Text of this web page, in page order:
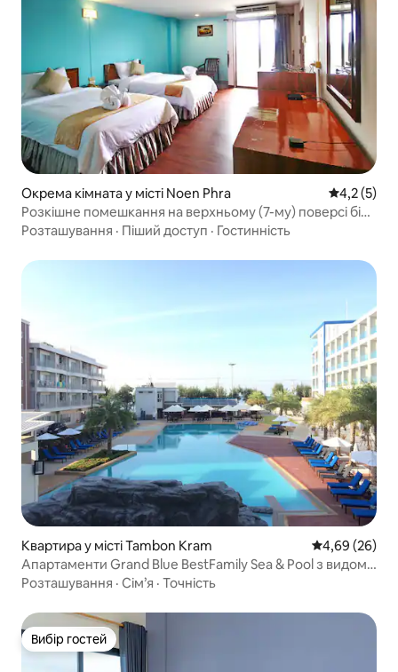
Окрема кімната у місті Noen Phra Середня
4,2 (5)
Розкішне помешкання на верхньому (7-му) поверсі біля
пляжу
Розташування · Піший доступ · Гостинність
Квартира у місті Tambon Kram Середня
4,69 (26)
Апартаменти Grand Blue BestFamily Sea & Pool з видом
на море та басейн площею 56 кв.м.
Розташування · Сім’я · Точність
Вибір гостей
Вибір гостей